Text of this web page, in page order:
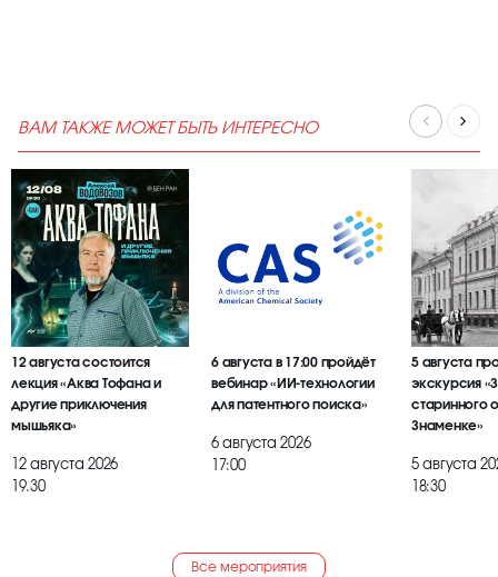
ВАМ ТАКЖЕ МОЖЕТ БЫТЬ ИНТЕРЕСНО
12 августа состоится
лекция «Аква Тофана и
другие приключения
мышьяка»
12 августа 2026
19.30
6 августа в 17:00 пройдёт
вебинар «ИИ-технологии
для патентного поиска»
6 августа 2026
17:00
5 августа
экскурсия
старинного
Знаменке»
5 августа
18:30
Все мероприятия